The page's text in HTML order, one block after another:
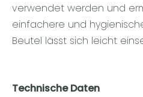
verwendet werden und
einfachere und
Beutel lässt sich leicht
Technische Daten